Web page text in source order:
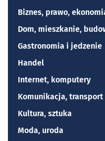
Biznes, prawo,
Dom, mieszkanie,
Gastronomia i jedzenie
Handel
Internet, komputery
Komunikacja, transport
Kultura, sztuka
Moda, uroda